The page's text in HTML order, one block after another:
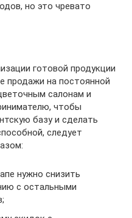
но это чревато
готовой продукции
продажи на постоянной
салонам и
чтобы
базу и сделать
следует
нужно снизить
с остальными